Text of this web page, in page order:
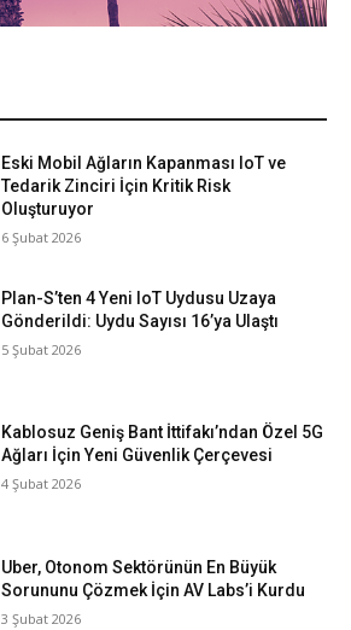
Eski Mobil Ağların Kapanması IoT ve
Tedarik Zinciri İçin Kritik Risk
Oluşturuyor
6 Şubat 2026
Plan-S’ten 4 Yeni IoT Uydusu Uzaya
Gönderildi: Uydu Sayısı 16’ya Ulaştı
5 Şubat 2026
Kablosuz Geniş Bant İttifakı’ndan Özel 5G
Ağları İçin Yeni Güvenlik Çerçevesi
4 Şubat 2026
Uber, Otonom Sektörünün En Büyük
Sorununu Çözmek İçin AV Labs’i Kurdu
3 Şubat 2026